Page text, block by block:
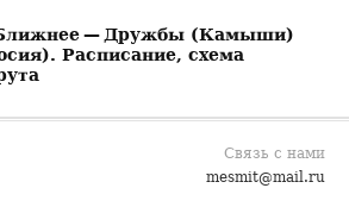
— Дружбы (Камыши)
Расписание, схема
Связь с нами
mesmit@mail.ru